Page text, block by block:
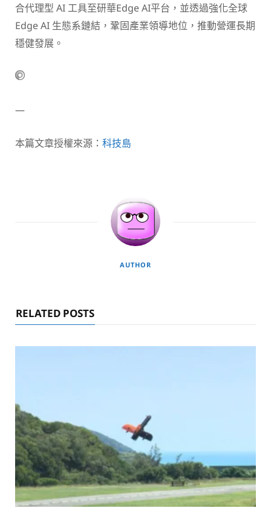
合代理型 AI 工具至研華Edge AI平台，並透過強化全球
Edge AI 生態系鏈結，鞏固產業領導地位，推動營運長期
穩健發展。
—
本篇文章授權來源： 科技島
AUTHOR
RELATED POSTS